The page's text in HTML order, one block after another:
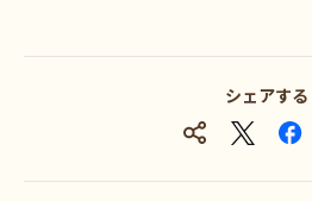
シェアする